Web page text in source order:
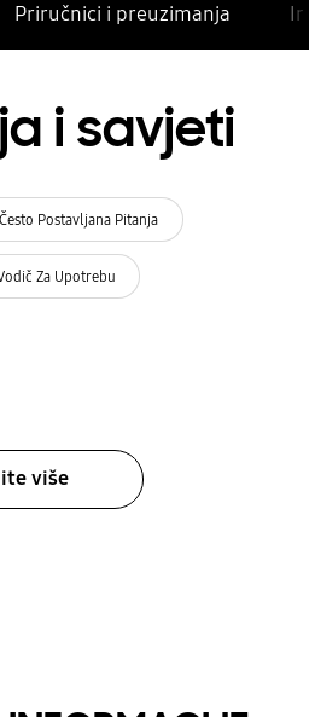
Priručnici i preuzimanja
i savjeti
Često Postavljana Pitanja
Za Upotrebu
više